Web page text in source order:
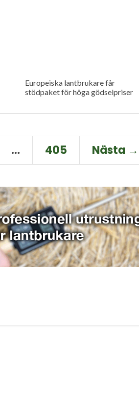
Europeiska lantbrukare får
stödpaket för höga gödselpriser
… 405 Nästa →